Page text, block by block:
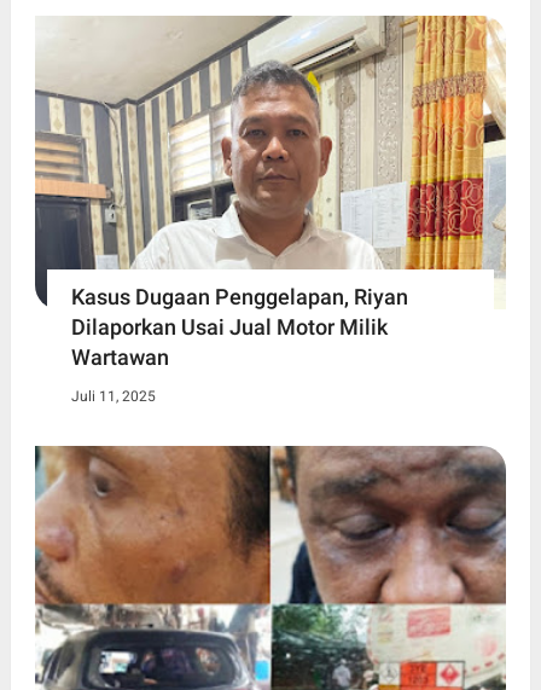
Kasus Dugaan Penggelapan, Riyan
Dilaporkan Usai Jual Motor Milik
Wartawan
Juli 11, 2025